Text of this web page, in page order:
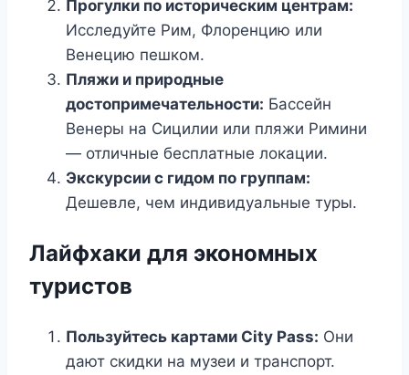
Прогулки по историческим центрам:
Исследуйте Рим, Флоренцию или
Венецию пешком.
Пляжи и природные
достопримечательности: Бассейн
Венеры на Сицилии или пляжи Римини
— отличные бесплатные локации.
Экскурсии с гидом по группам:
Дешевле, чем индивидуальные туры.
Лайфхаки для экономных
туристов
Пользуйтесь картами City Pass: Они
дают скидки на музеи и транспорт.